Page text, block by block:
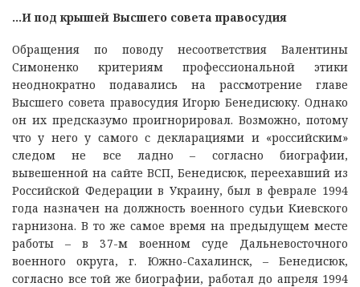
…И под крышей Высшего совета правосудия
Обращения по поводу несоответствия Валентины
Симоненко критериям профессиональной этики
неоднократно подавались на рассмотрение главе
Высшего совета правосудия Игорю Бенедисюку. Однако
он их предсказумо проигнорировал. Возможно, потому
что у него у самого с декларациями и «российским»
следом не все ладно – согласно биографии,
вывешенной на сайте ВСП, Бенедисюк, переехавший из
Российской Федерации в Украину, был в феврале 1994
года назначен на должность военного судьи Киевского
гарнизона. В то же самое время на предыдущем месте
работы – в 37-м военном суде Дальневосточного
военного округа, г. Южно-Сахалинск, – Бенедисюк,
согласно все той же биографии, работал до апреля 1994